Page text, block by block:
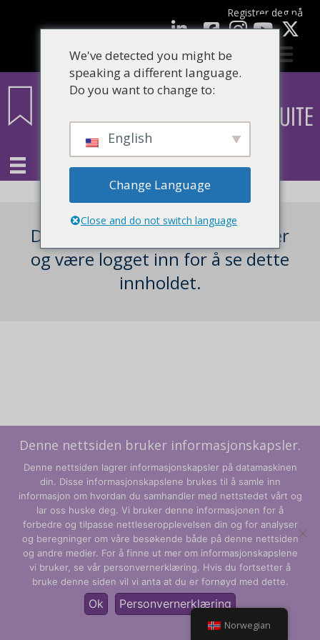
Registrer deg nå
LinkedInFacebook YouTube
Du må være en registrert bruker
og være logget inn for å se dette
innholdet.
Vilkår og betingelser
Personvernregler
© CLARITY Learning Suite Global Inc. Med enerett.
Norwegian
We've detected you might be
speaking a different language.
Do you want to change to:
English
Change Language
Close and do not switch language
Denne nettsiden bruker informasjonskapsler.
Denne nettsiden lagrer informasjonskapsler på datamaskinen
din. Disse informasjonskapslene brukes til å samle inn
informasjon om hvordan du samhandler med nettstedet vårt og
lar oss huske deg. Vi bruker denne informasjonen for å
forbedre og tilpasse nettleseropplevelsen din og for analyser
og beregninger om våre besøkende både på denne nettsiden
og andre medier. For å finne ut mer om informasjonskapslene
vi bruker, se vår personvernerklæring. Hvis du fortsetter å
bruke denne siden vil vi anta at du er fornøyd med dette.
Ok Personvernerklæring